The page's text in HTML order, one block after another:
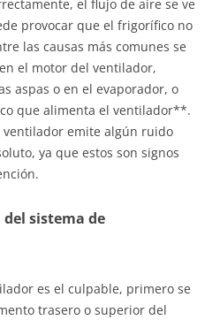
el flujo de aire se ve
provocar que el frigorífico no
las causas más comunes se
el motor del ventilador,
aspas o en el evaporador, o
que alimenta el ventilador**.
emite algún ruido
ya que estos son signos
sistema de
es el culpable, primero se
trasero o superior del